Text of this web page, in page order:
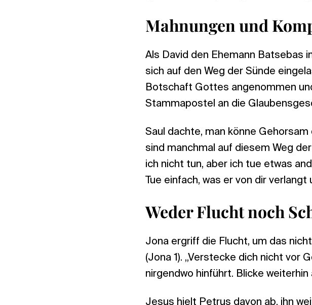
Mahnungen und
Als David den Ehemann Batsebas
sich auf den Weg der Sünde
Botschaft Gottes angenommen
Stammapostel an die
Saul dachte, man könne Gehorsam
sind manchmal auf diesem Weg
ich nicht tun, aber ich tue etwas
Tue einfach, was er von dir
Weder Flucht noch
Jona ergriff die Flucht, um das
(Jona 1). „Verstecke dich nicht vor
nirgendwo hinführt. Blicke
Jesus hielt Petrus davon ab, ihn